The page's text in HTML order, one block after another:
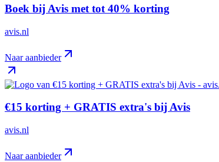
Boek bij Avis met tot 40% korting
avis.nl
Naar aanbieder
€15 korting + GRATIS extra's bij Avis
avis.nl
Naar aanbieder